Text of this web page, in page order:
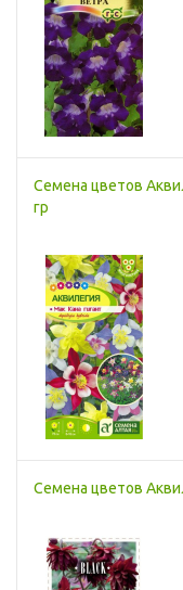
Семена цветов
гр
Семена цветов